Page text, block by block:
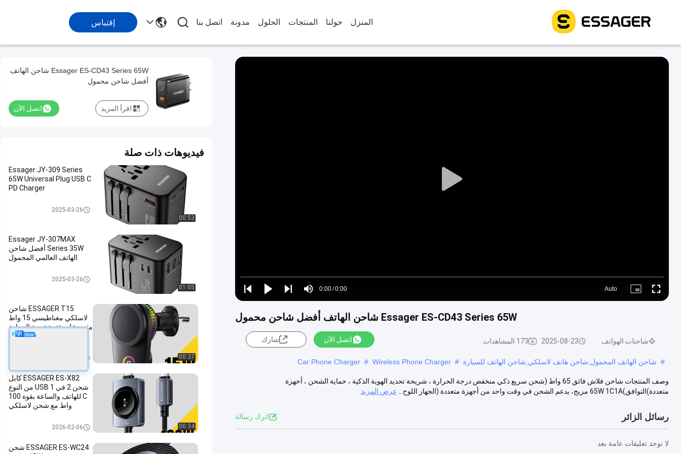
المنزل حولنا المنتجات الحلول مدونة اتصل بنا إقتباس
Play
Play
Play
Play
Mute
Time
0:00/0:00
Loaded:
0%
Auto
Picture- Fullscreen
Essager ES-CD43 Series 65W شاحن الهاتف أفضل شاحن محمول
شاحنات الهواتف 2025-08-23 173 المشاهدات اتصل الآن شارك
# شاحن الهاتف المحمول,شاحن هاتف لاسلكي,شاحن الهاتف للسيارة #
Wireless Phone Charger
#
Car Phone Charger
وصف المنتجات شاحن فلاش فائق 65 واط (شحن سريع ذكي منخفض درجة الحرارة ، شريحة تحديد الهوية الذكية ، حماية الشحن ، أجهزة
متعددة)التوافق)65W 1C1A مزيج، يدعم الشحن في وقت واحد من أجهزة متعددة (الجهاز اللوح...
عرض المزيد
رسائل الزائر اترك رسالة
لا توجد تعليقات عامة بعد
Essager ES-CD43 Series 65W شاحن الهاتف
أفضل شاحن محمول
اتصل الآن اقرأ المزيد
فيديوهات ذات صلة
00:53
Essager JY-309 Series
65W Universal Plug USB C
PD Charger
2025-03-26
01:05
Essager JY-307MAX
Series 35W أفضل شاحن
الهاتف العالمي المحمول
2025-03-26
00:37
ESSAGER T15 شاحن
لاسلكي مغناطيسي 15 واط
مثبت على فتحة تهوية السيارة
وحامل الهاتف المحمول
00:34
ESSAGER ES-X82 كابل
شحن 2 في 1 USB من النوع
C للهاتف والساعة بقوة 100
واط مع شحن لاسلكي
2026-02-06
ESSAGER ES-WC24 شحن